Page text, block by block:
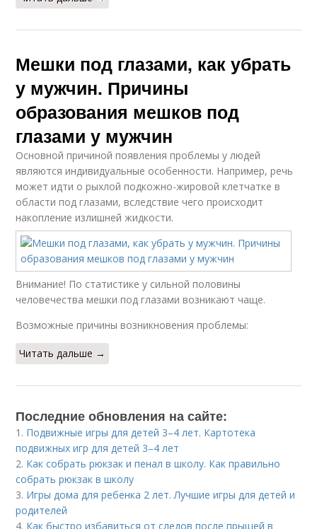
Мешки под глазами, как убрать
у мужчин. Причины
образования мешков под
глазами у мужчин
Основной причиной появления проблемы у людей
являются индивидуальные особенности. Например, речь
может идти о рыхлой подкожно-жировой клетчатке в
области под глазами, вследствие чего происходит
накопление излишней жидкости.
Внимание! По статистике у сильной половины
человечества мешки под глазами возникают чаще.
Возможные причины возникновения проблемы:
Читать дальше →
Последние обновления на сайте:
1. Подвижные игры для детей 3–4 лет. Картотека
подвижных игр для детей 3–4 лет
2. Как собрать рюкзак и пенал в школу. Как правильно
собрать рюкзак в школу
3. Игры дома для ребенка 2 лет. Лучшие игры для детей и
родителей
4. Как быстро избавиться от следов после прыщей в